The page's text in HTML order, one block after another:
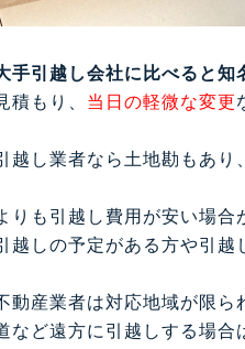
手引越し会社に比べると
積もり、 当日の軽微な変更
越し業者なら土地勘もあ
りも引越し費用が安い場合
越しの予定がある方や引
動産業者は対応地域が限ら
など遠方に引越しする場